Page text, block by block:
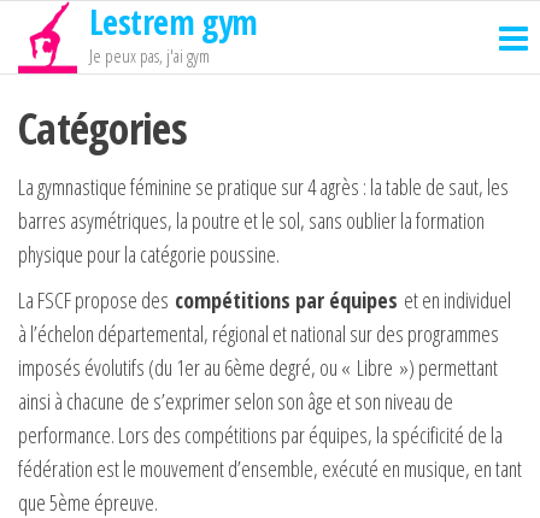
Passer
contenu
Lestrem gym
Je peux pas, j'ai gym
Catégories
La gymnastique féminine se pratique sur 4 agrès : la table de saut, les
barres asymétriques, la poutre et le sol, sans oublier la formation
physique pour la catégorie poussine.
La FSCF propose des compétitions par équipes et en individuel
à l’échelon départemental, régional et national sur des programmes
imposés évolutifs (du 1er au 6ème degré, ou « Libre ») permettant
ainsi à chacune de s’exprimer selon son âge et son niveau de
performance. Lors des compétitions par équipes, la spécificité de la
fédération est le mouvement d’ensemble, exécuté en musique, en tant
que 5ème épreuve.